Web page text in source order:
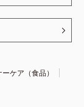
ケア（食品）